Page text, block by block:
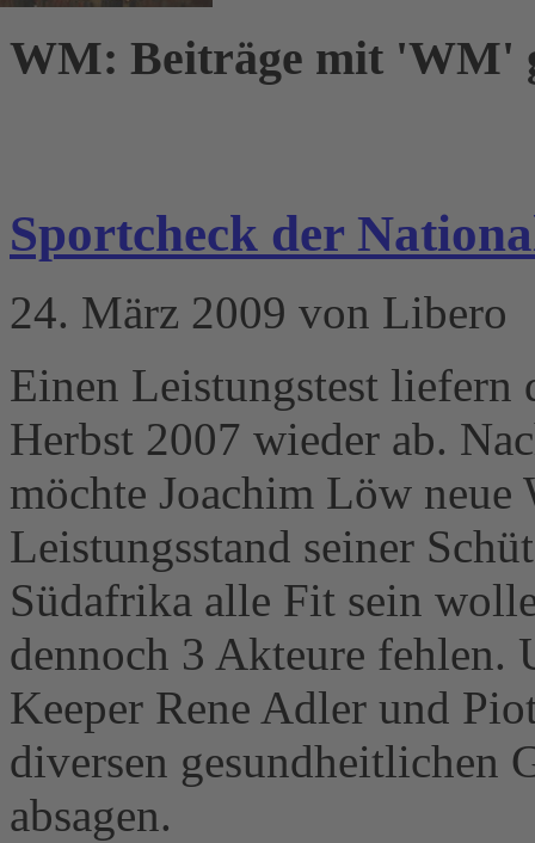
WM: Beiträge mit 'WM'
Sportcheck der
24. März 2009 von Libero
Einen Leistungstest
Herbst 2007 wieder ab.
möchte Joachim Löw neue
Leistungsstand seiner
Südafrika alle Fit sein
dennoch 3 Akteure fehlen.
Keeper Rene Adler und
diversen gesundheitlichen
absagen.